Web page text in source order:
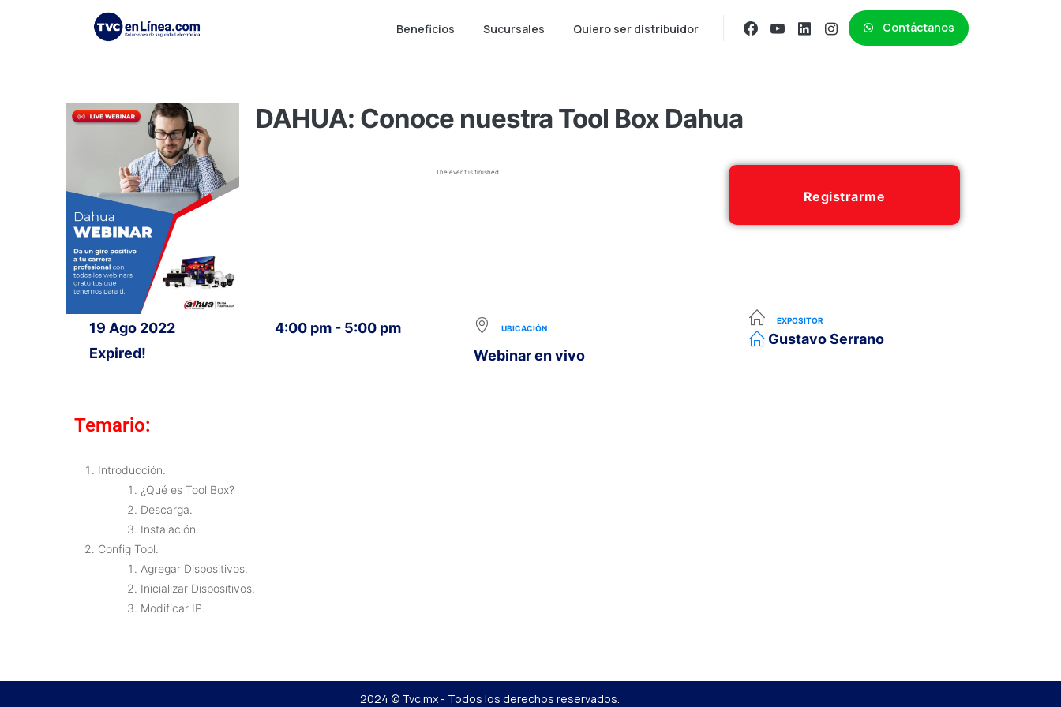
Beneficios Sucursales Quiero ser distribuidor Contáctanos
DAHUA: Conoce nuestra Tool Box Dahua
The event is finished.
Registrarme
19 Ago 2022
Expired!
4:00 pm - 5:00 pm UBICACIÓN
Webinar en vivo
EXPOSITOR
Gustavo Serrano
Temario:
Introducción.
¿Qué es Tool Box?
Descarga.
Instalación.
Config Tool.
Agregar Dispositivos.
Inicializar Dispositivos.
Modificar IP.
2024 © Tvc.mx - Todos los derechos reservados.